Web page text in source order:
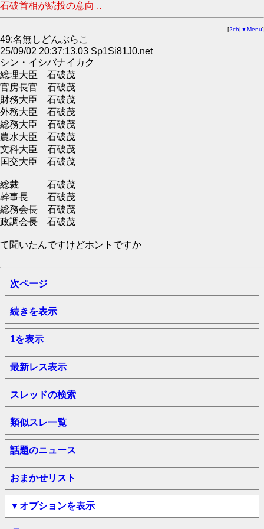
石破首相が続投の意向 ..
[2ch| ▼Menu]
49:名無しどんぶらこ
25/09/02 20:37:13.03 Sp1Si81J0.net
シン・イシバナイカク
総理大臣 石破茂
官房長官 石破茂
財務大臣 石破茂
外務大臣 石破茂
総務大臣 石破茂
農水大臣 石破茂
文科大臣 石破茂
国交大臣 石破茂
総裁 石破茂
幹事長 石破茂
総務会長 石破茂
政調会長 石破茂
て聞いたんですけどホントですか
次ページ
続きを表示
1を表示
最新レス表示
スレッドの検索
類似スレ一覧
話題のニュース
おまかせリスト
▼オプションを表示